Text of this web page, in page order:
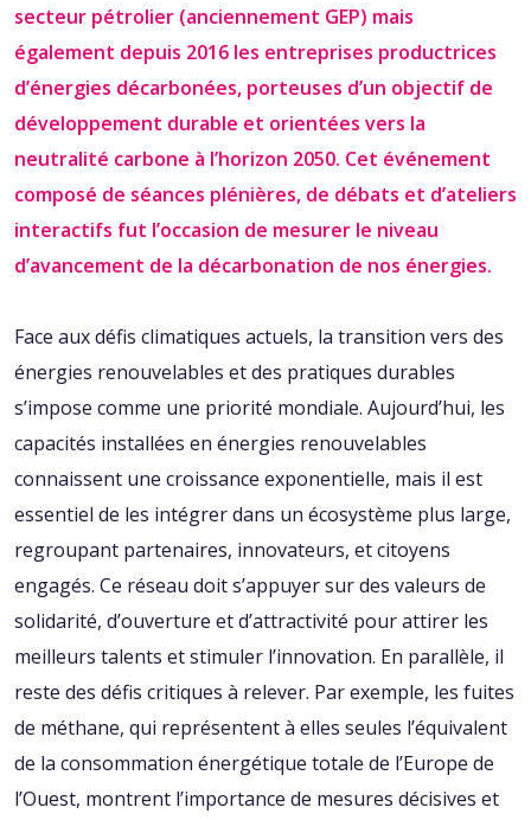
secteur pétrolier (anciennement GEP) mais
également depuis 2016 les entreprises productrices
d’énergies décarbonées, porteuses d’un objectif de
développement durable et orientées vers la
neutralité carbone à l’horizon 2050. Cet événement
composé de séances plénières, de débats et d’ateliers
interactifs fut l’occasion de mesurer le niveau
d’avancement de la décarbonation de nos énergies.
Face aux défis climatiques actuels, la transition vers des
énergies renouvelables et des pratiques durables
s’impose comme une priorité mondiale. Aujourd’hui, les
capacités installées en énergies renouvelables
connaissent une croissance exponentielle, mais il est
essentiel de les intégrer dans un écosystème plus large,
regroupant partenaires, innovateurs, et citoyens
engagés. Ce réseau doit s’appuyer sur des valeurs de
solidarité, d’ouverture et d’attractivité pour attirer les
meilleurs talents et stimuler l’innovation. En parallèle, il
reste des défis critiques à relever. Par exemple, les fuites
de méthane, qui représentent à elles seules l’équivalent
de la consommation énergétique totale de l’Europe de
l’Ouest, montrent l’importance de mesures décisives et